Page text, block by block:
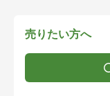
売りたい方へ